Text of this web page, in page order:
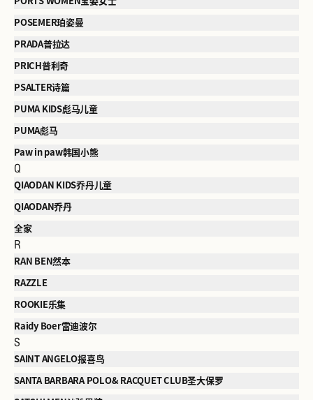
POSEMER珀姿曼
PRADA普拉达
PRICH普利奇
PSALTER诗篇
PUMA KIDS彪马儿童
PUMA彪马
Paw in paw韩国小熊
Q
QIAODAN KIDS乔丹儿童
QIAODAN乔丹
全家
R
RAN BEN然本
RAZZLE
ROOKIE乐集
Raidy Boer雷迪波尔
S
SAINT ANGELO报喜鸟
SANTA BARBARA POLO& RACQUET CLUB圣大保罗